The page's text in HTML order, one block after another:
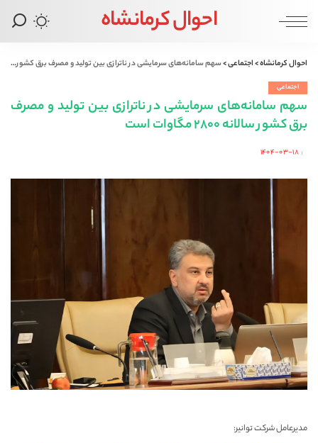
احوال کرمانشاه
احوال کرمانشاه>اجتماعی>سهم سامانه‌های سرمایشی در ناترازی بین تولید و مصرف برق کشور سالانه ۲۸۰۰ مگاوات است
اجتماعی
سهم سامانه‌های سرمایشی در ناترازی بین تولید و مصرف
برق کشور سالانه ۲۸۰۰ مگاوات است
Posted
۱۴۰۴-۰۳-۱۸
مدیرعامل شرکت توانیر: